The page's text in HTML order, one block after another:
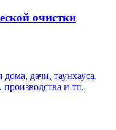
очистки
дачи, таунхауса,
и тп.